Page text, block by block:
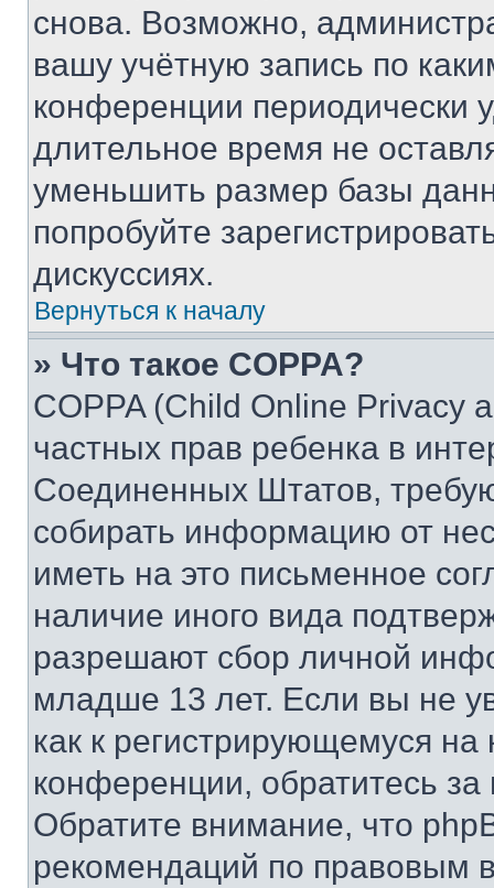
снова. Возможно,
вашу учётную запись по
конференции периодически
длительное время не
уменьшить размер базы
попробуйте
дискуссиях.
Вернуться к началу
» Что такое COPPA?
COPPA (Child Online Privacy
частных прав ребенка в
Соединенных Штатов,
собирать информацию от
иметь на это письменное
наличие иного вида
разрешают сбор личной
младше 13 лет. Если вы не
как к регистрирующемуся
конференции, обратитесь
Обратите внимание, что
рекомендаций по правовым